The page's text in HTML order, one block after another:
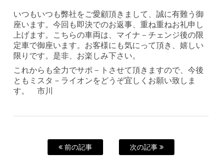
いつもいつも弊社をご愛顧頂きまして、誠に有難う御
座います。今回も即決でのお返事、重ね重ねお礼申し
上げます。こちらの車両は、マイナ－チェンジ後の限
定車で御座います。お客様にも気にって頂き、嬉しい
限りです。是非、お楽しみ下さい。
これからも全力でサポ－トさせて頂きますので、今後
ともミスタ－ライオンをどうぞ宜しくお願い致しま
す。 市川
前の記事 次の記事